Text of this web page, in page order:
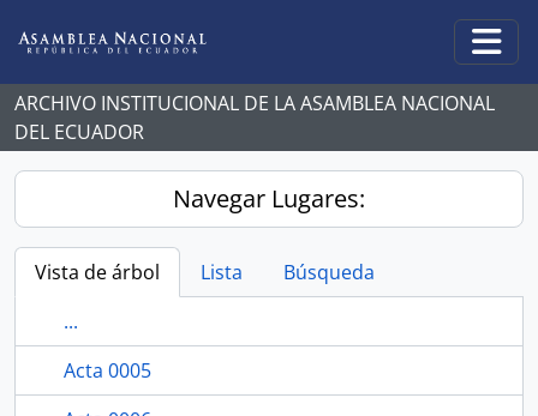
ARCHIVO INSTITUCIONAL DE LA ASAMBLEA NACIONAL
DEL ECUADOR
Navegar Lugares:
Vista de árbol Lista
Búsqueda
...
Acta 0005